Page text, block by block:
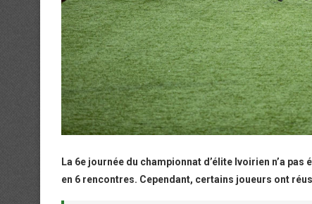
La 6e journée du championnat d’élite Ivoirien n’a
en 6 rencontres. Cependant, certains joueurs ont